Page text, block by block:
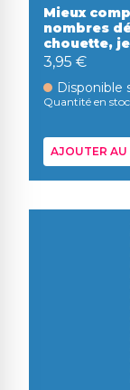
Mieux
nombres
chouette,
3,95 €
Disponible
Quantité en
AJOUTER AU